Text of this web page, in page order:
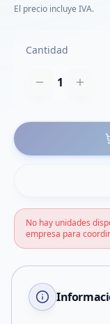
El precio incluye IVA.
Cantidad
1
No hay unidades
empresa para